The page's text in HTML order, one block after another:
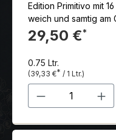
Edition Primitivo mit
weich und samtig am
Alkoholvolumen
Wärme des Terroirs
Wein.
29,50 €*
0.75 Ltr.
(39,33 €* / 1 Ltr.)
Produkt